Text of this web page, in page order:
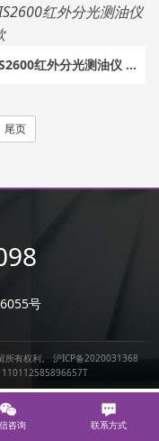
LEXIS2600红外分光测油仪 基础款
尾页
号
有权利。 沪ICP备2020031368
咨询 联系方式